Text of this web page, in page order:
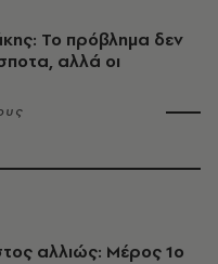
Το πρόβλημα δεν
αλλά οι
αλλιώς: Μέρος 1ο